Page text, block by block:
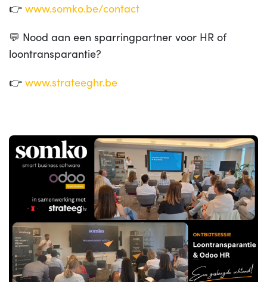
👉 www.somko.be/contact
💬 Nood aan een sparringpartner voor HR of
loontransparantie?
👉 www.strateeghr.be